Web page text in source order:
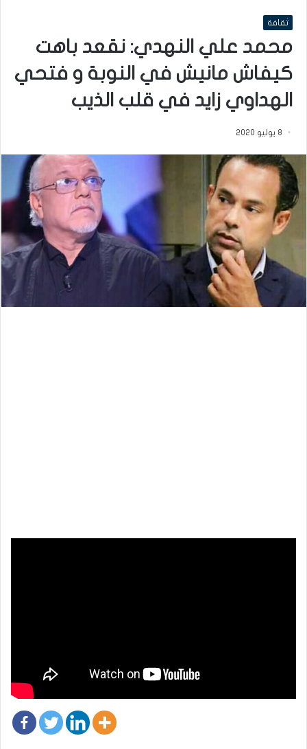
ثقافة
محمد علي النهدي: نقعد باهت
كيفاش مانيش في النوبة و فتحي
الهداوي زايد في قلب الذيب
8 يوليو 2020